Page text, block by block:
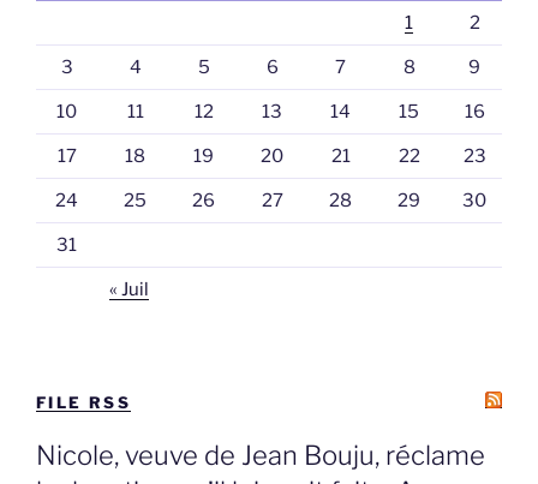
1 2
3 4 5 6 7 8 9
10 11 12 13 14 15 16
17 18 19 20 21 22 23
24 25 26 27 28 29 30
31
« Juil
FILE RSS
Nicole, veuve de Jean Bouju, réclame